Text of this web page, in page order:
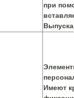
при
Имеют